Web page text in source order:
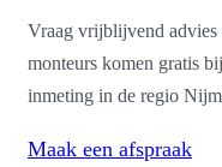
Vraag vrijblijvend advies
monteurs komen gratis
inmeting in de regio
Maak een afspraak